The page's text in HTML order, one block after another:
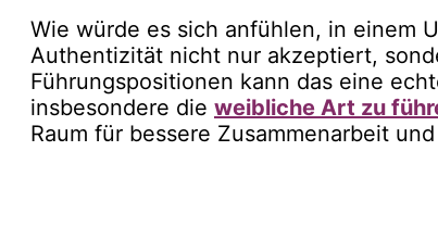
Wie würde es sich anfühlen, in einem
Authentizität nicht nur akzeptiert,
Führungspositionen kann das eine
insbesondere die weibliche Art zu
Raum für bessere Zusammenarbeit